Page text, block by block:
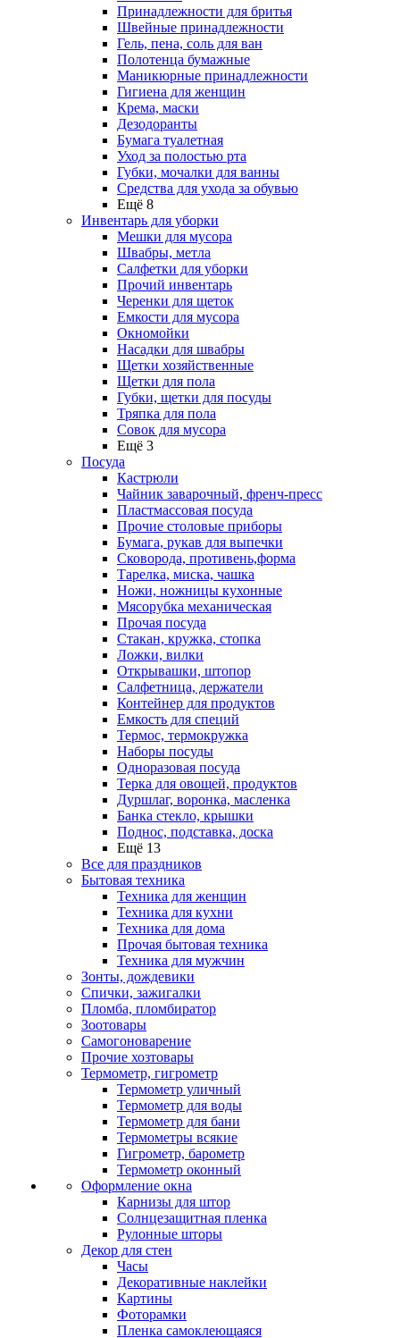
Принадлежности для бритья
Швейные принадлежности
Гель, пена, соль для ван
Полотенца бумажные
Маникюрные принадлежности
Гигиена для женщин
Крема, маски
Дезодоранты
Бумага туалетная
Уход за полостью рта
Губки, мочалки для ванны
Средства для ухода за обувью
Ещё 8
Инвентарь для уборки
Мешки для мусора
Швабры, метла
Салфетки для уборки
Прочий инвентарь
Черенки для щеток
Емкости для мусора
Окномойки
Насадки для швабры
Щетки хозяйственные
Щетки для пола
Губки, щетки для посуды
Тряпка для пола
Совок для мусора
Ещё 3
Посуда
Кастрюли
Чайник заварочный, френч-пресс
Пластмассовая посуда
Прочие столовые приборы
Бумага, рукав для выпечки
Сковорода, противень,форма
Тарелка, миска, чашка
Ножи, ножницы кухонные
Мясорубка механическая
Прочая посуда
Стакан, кружка, стопка
Ложки, вилки
Открывашки, штопор
Салфетница, держатели
Контейнер для продуктов
Емкость для специй
Термос, термокружка
Наборы посуды
Одноразовая посуда
Терка для овощей, продуктов
Дуршлаг, воронка, масленка
Банка стекло, крышки
Поднос, подставка, доска
Ещё 13
Все для праздников
Бытовая техника
Техника для женщин
Техника для кухни
Техника для дома
Прочая бытовая техника
Техника для мужчин
Зонты, дождевики
Спички, зажигалки
Пломба, пломбиратор
Зоотовары
Самогоноварение
Прочие хозтовары
Термометр, гигрометр
Термометр уличный
Термометр для воды
Термометр для бани
Термометры всякие
Гигрометр, барометр
Термометр оконный
Оформление окна
Карнизы для штор
Солнцезащитная пленка
Рулонные шторы
Декор для стен
Часы
Декоративные наклейки
Картины
Фоторамки
Пленка самоклеющаяся